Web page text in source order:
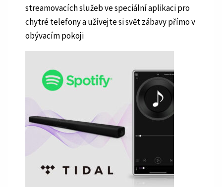
streamovacích služeb ve speciální aplikaci pro
chytré telefony a užívejte si svět zábavy přímo v
obývacím pokoji